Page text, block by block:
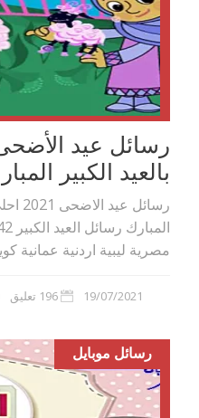
بالعيد الكبير
مصرية ليبية اردنية عمانية
19/07/2021 196 تعليق
رسائل موبايل